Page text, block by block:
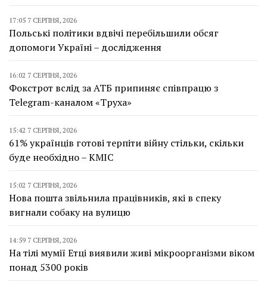
17:05 7 СЕРПНЯ, 2026
Польські політики вдвічі перебільшили обсяг
допомоги Україні – дослідження
16:02 7 СЕРПНЯ, 2026
Фокстрот вслід за АТБ припиняє співпрацю з
Telegram-каналом «Труха»
15:42 7 СЕРПНЯ, 2026
61% українців готові терпіти війну стільки, скільки
буде необхідно – КМІС
15:02 7 СЕРПНЯ, 2026
Нова пошта звільнила працівників, які в спеку
вигнали собаку на вулицю
14:59 7 СЕРПНЯ, 2026
На тілі мумії Етці виявили живі мікроорганізми віком
понад 5300 років